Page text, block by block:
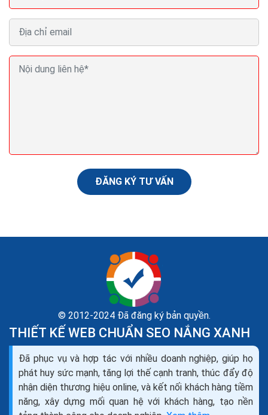
345 kỹ năng thiết yếu trong dịch vụ khách hàng hiệu
quả nhất
Kiên nhẫn không chỉ giúp bạn cung cấp dịch vụ tốt hơn,
mà một nghiên cứu của Đại học Toronto đã chỉ ra rằng
mất kiên nhẫn không chỉ ngăn cản khả...
ĐĂNG KÝ TƯ VẤN
© 2012-2024 Đã đăng ký bản quyền.
THIẾT KẾ WEB CHUẨN SEO NẮNG XANH
Đã phục vụ và hợp tác với nhiều doanh nghiệp, giúp họ
phát huy sức mạnh, tăng lợi thế cạnh tranh, thúc đẩy độ
nhận diện thương hiệu online, và kết nối khách hàng tiềm
năng, xây dựng mối quan hệ với khách hàng, tạo nền